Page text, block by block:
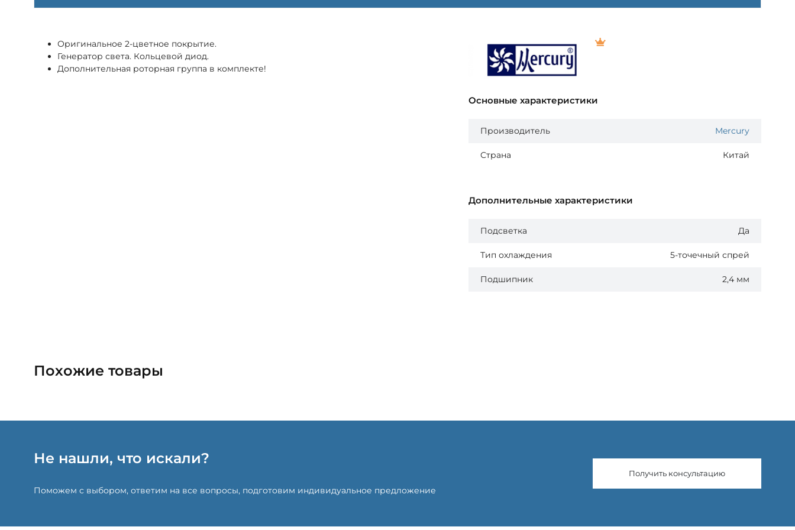
Оригинальное 2-цветное покрытие.
Генератор света. Кольцевой диод.
Дополнительная роторная группа в комплекте!
Основные характеристики
Производитель Mercury
Страна Китай
Дополнительные характеристики
Подсветка Да
Тип охлаждения 5-точечный спрей
Подшипник 2,4 мм
Похожие товары
Не нашли, что искали?
Поможем с выбором, ответим на все вопросы, подготовим индивидуальное предложение
Получить консультацию